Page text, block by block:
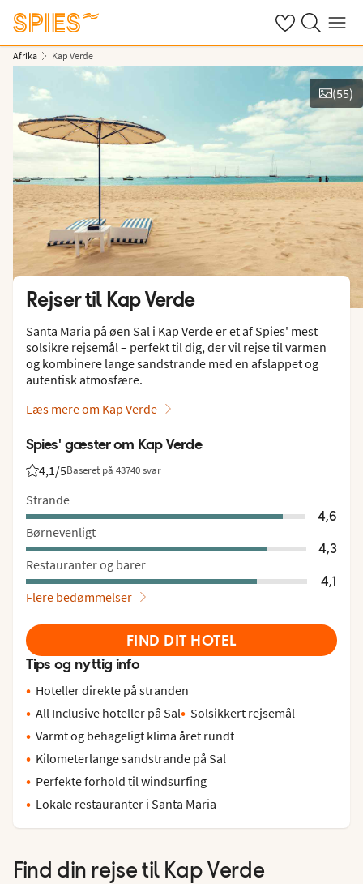
Se dine gemte
Søg påMenu
Afrika Kap Verde
Vis film og billeder
(55)
Rejser til Kap Verde
Santa Maria på øen Sal i Kap Verde er et af Spies' mest
solsikre rejsemål – perfekt til dig, der vil rejse til varmen
og kombinere lange sandstrande med en afslappet og
autentisk atmosfære.
Læs mere om Kap Verde
Spies' gæster om Kap Verde
4,1 /5Baseret på 43740 svar
Bedømmelse fra Spies gæster: 4.1/5
Strande
4,6
Børnevenligt
4,3
Restauranter og barer
4,1
Flere bedømmelser
FIND DIT HOTEL
Tips og nyttig info
Hoteller direkte på stranden
All Inclusive hoteller på Sal
Solsikkert rejsemål
Varmt og behageligt klima året rundt
Kilometerlange sandstrande på Sal
Perfekte forhold til windsurfing
Lokale restauranter i Santa Maria
Find din rejse til Kap Verde